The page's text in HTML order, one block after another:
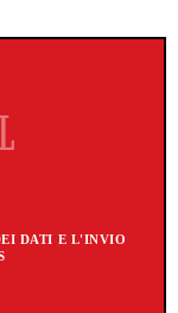
DATI E L'INVIO